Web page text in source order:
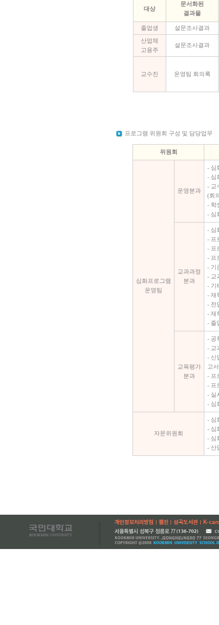
대상
문서화된
결과물
졸업생
설문조사결과
산업체
고용주
설문조사결과
교수진 운영팀 회의록
프로그램 위원회 구성 및 담당업무
위원회
심화프로그램
운영팀
운영분과
- 심
- 심
- 교
(회
- 학
- 심
교과과정
분과
- 심
- 프
- 프
- 프
- 기
- 교
- 기
- 재
- 전
- 재
- 졸
교육평가
분과
- 공
- 교
- 신
고
- 프
- 프
- 실
- 심
자문위원회
- 심
- 심
- 심
- 산